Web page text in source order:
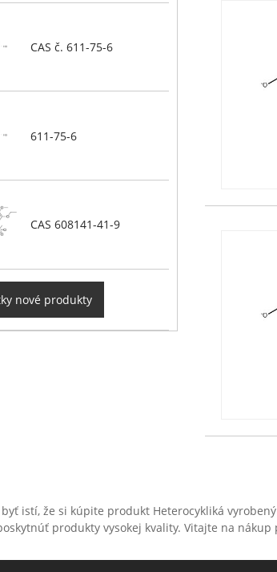
CAS č. 611-75-6
611-75-6
CAS 608141-41-9
nové produkty
istí, že si kúpite produkt Heterocykliká
produkty vysokej kvality. Vitajte na